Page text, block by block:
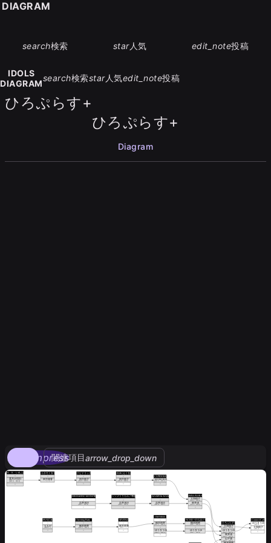
search検索 star人気 edit_note投稿
IDOLS
DIAGRAM
search検索star人気edit_note投稿
ひろぷらす+
ひろぷらす+
Diagram
compress
関連項目arrow_drop_down